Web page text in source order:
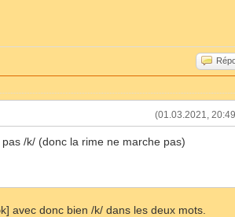
(01.03.2021,
/k/ (donc la rime ne marche pas)
avec donc bien /k/ dans les deux mots.